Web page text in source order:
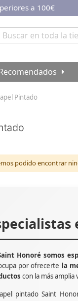
a 100€
Pintado
podido encontrar
Honoré somos
por ofrecerte la
con la más amplia
pintado Saint